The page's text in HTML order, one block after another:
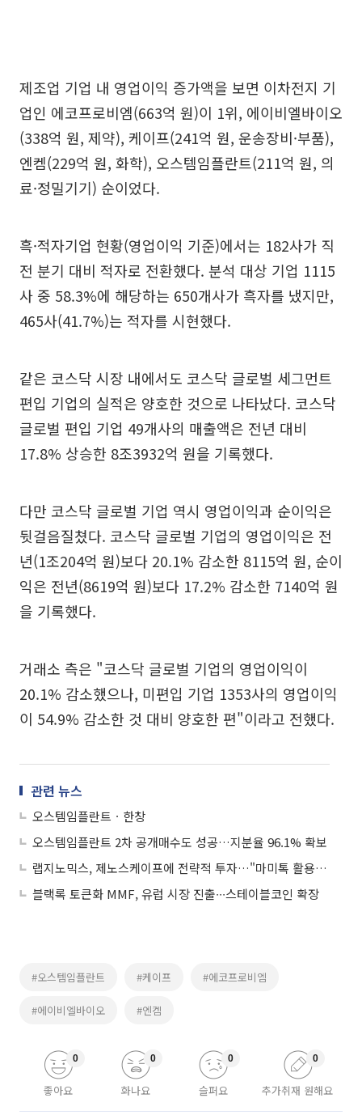
제조업 기업 내 영업이익 증가액을 보면 이차전지 기
업인 에코프로비엠(663억 원)이 1위, 에이비엘바이오
(338억 원, 제약), 케이프(241억 원, 운송장비·부품),
엔켐(229억 원, 화학), 오스템임플란트(211억 원, 의
료·정밀기기) 순이었다.
흑·적자기업 현황(영업이익 기준)에서는 182사가 직
전 분기 대비 적자로 전환했다. 분석 대상 기업 1115
사 중 58.3%에 해당하는 650개사가 흑자를 냈지만,
465사(41.7%)는 적자를 시현했다.
같은 코스닥 시장 내에서도 코스닥 글로벌 세그먼트
편입 기업의 실적은 양호한 것으로 나타났다. 코스닥
글로벌 편입 기업 49개사의 매출액은 전년 대비
17.8% 상승한 8조3932억 원을 기록했다.
다만 코스닥 글로벌 기업 역시 영업이익과 순이익은
뒷걸음질쳤다. 코스닥 글로벌 기업의 영업이익은 전
년(1조204억 원)보다 20.1% 감소한 8115억 원, 순이
익은 전년(8619억 원)보다 17.2% 감소한 7140억 원
을 기록했다.
거래소 측은 "코스닥 글로벌 기업의 영업이익이
20.1% 감소했으나, 미편입 기업 1353사의 영업이익
이 54.9% 감소한 것 대비 양호한 편"이라고 전했다.
관련 뉴스
오스템임플란트ㆍ한창
오스템임플란트 2차 공개매수도 성공…지분율 96.1% 확보
랩지노믹스, 제노스케이프에 전략적 투자…"마미톡 활용 동남아 선점"
블랙록 토큰화 MMF, 유럽 시장 진출∙∙∙스테이블코인 확장
#오스템임플란트 #케이프 #에코프로비엠
#에이비엘바이오 #엔켐
좋아요
0
화나요
0
슬퍼요
0
추가취재 원해요
0